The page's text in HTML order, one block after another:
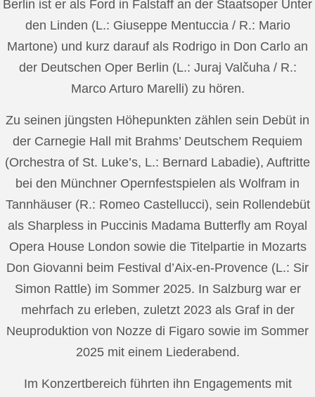
Berlin ist er als Ford in Falstaff an der Staatsoper Unter
den Linden (L.: Giuseppe Mentuccia / R.: Mario
Martone) und kurz darauf als Rodrigo in Don Carlo an
der Deutschen Oper Berlin (L.: Juraj Valčuha / R.:
Marco Arturo Marelli) zu hören.
Zu seinen jüngsten Höhepunkten zählen sein Debüt in
der Carnegie Hall mit Brahms’ Deutschem Requiem
(Orchestra of St. Luke’s, L.: Bernard Labadie), Auftritte
bei den Münchner Opernfestspielen als Wolfram in
Tannhäuser (R.: Romeo Castellucci), sein Rollendebüt
als Sharpless in Puccinis Madama Butterfly am Royal
Opera House London sowie die Titelpartie in Mozarts
Don Giovanni beim Festival d’Aix-en-Provence (L.: Sir
Simon Rattle) im Sommer 2025. In Salzburg war er
mehrfach zu erleben, zuletzt 2023 als Graf in der
Neuproduktion von Nozze di Figaro sowie im Sommer
2025 mit einem Liederabend.
Im Konzertbereich führten ihn Engagements mit